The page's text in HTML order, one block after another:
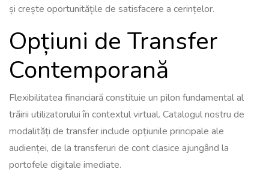
și crește oportunitățile de satisfacere a cerințelor.
Opțiuni de Transfer
Contemporană
Flexibilitatea financiară constituie un pilon fundamental al
trăirii utilizatorului în contextul virtual. Catalogul nostru de
modalități de transfer include opțiunile principale ale
audienței, de la transferuri de cont clasice ajungând la
portofele digitale imediate.